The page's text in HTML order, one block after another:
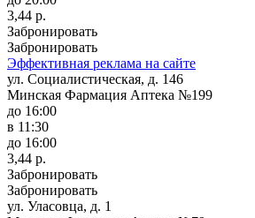
3,44 р.
Забронировать
Забронировать
Эффективная реклама на сайте
ул. Социалистическая, д. 146
Минская Фармация Аптека №199
до 16:00
в 11:30
до 16:00
3,44 р.
Забронировать
Забронировать
ул. Уласовца, д. 1